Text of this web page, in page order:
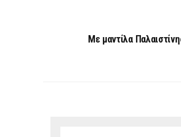
Mε μαντίλα